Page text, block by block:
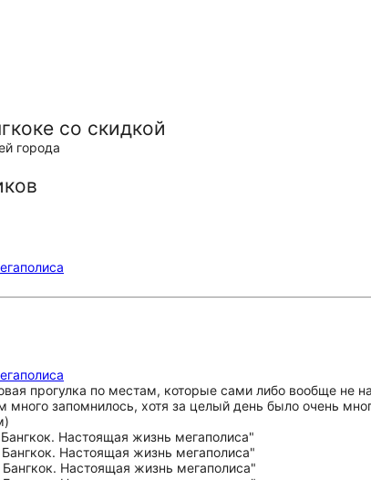
со скидкой
города
прогулка по местам, которые сами либо вообще не
много запомнилось, хотя за целый день было очень